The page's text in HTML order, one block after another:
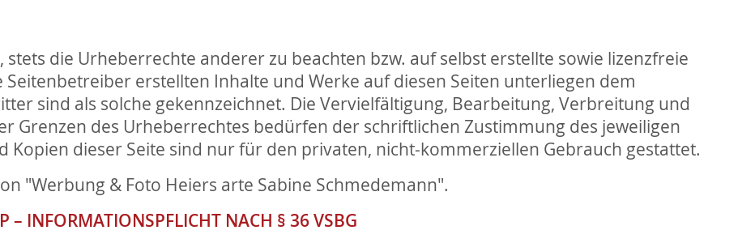
die Urheberrechte anderer zu beachten bzw. auf selbst erstellte sowie lizenzfreie
erstellten Inhalte und Werke auf diesen Seiten unterliegen dem
sind als solche gekennzeichnet. Die Vervielfältigung, Bearbeitung, Verbreitung und
Grenzen des Urheberrechtes bedürfen der schriftlichen Zustimmung des jeweiligen
Kopien dieser Seite sind nur für den privaten, nicht-kommerziellen Gebrauch gestattet.
"Werbung & Foto Heiers arte Sabine Schmedemann".
INFORMATIONSPFLICHT NACH § 36 VSBG